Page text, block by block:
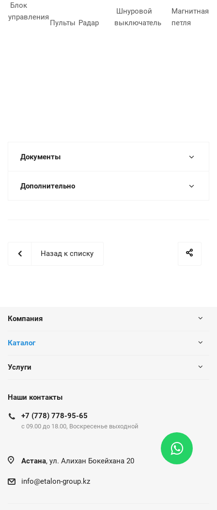
Блок
управления
Пульты Радар
Шнуровой
выключатель
Магнитная
петля
Документы
Дополнительно
Назад к списку
Компания
Каталог
Услуги
Наши контакты
+7 (778) 778-95-65
c 09.00 до 18.00, Воскресенье выходной
Астана, ул. Алихан Бокейхана 20
info@etalon-group.kz